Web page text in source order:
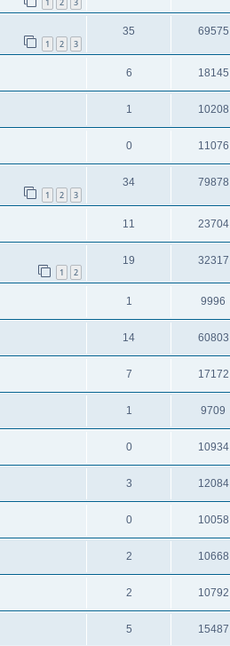
1 2 3
1 2 3
35 69575
6 18145
1 10208
0 11076
1 2 3
34 79878
11 23704
1 2
19 32317
1 9996
14 60803
7 17172
1 9709
0 10934
3 12084
0 10058
2 10668
2 10792
5 15487